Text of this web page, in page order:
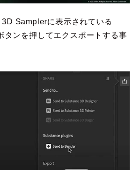
Samplerに表示されている
ンを押してエクスポートする事